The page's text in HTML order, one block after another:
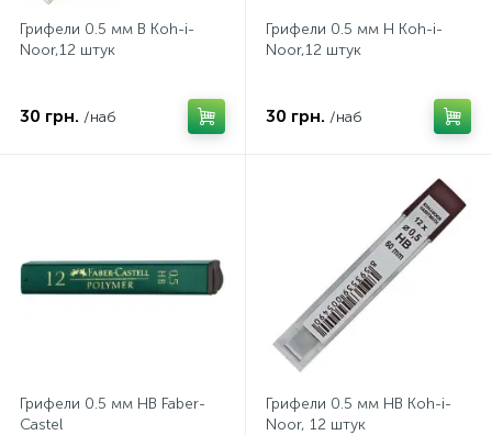
Грифели 0.5 мм B Koh-i-
Noor,12 штук
30 грн. /наб
Грифели 0.5 мм H Koh-i-
Noor,12 штук
30 грн. /наб
Грифели 0.5 мм HB Faber-
Castel
Грифели 0.5 мм HB Koh-i-
Noor, 12 штук